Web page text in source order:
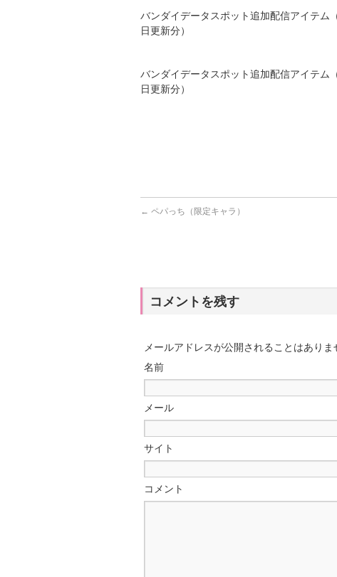
バンダイデータスポット追加配信アイテム
日更新分）
バンダイデータスポット追加配信アイテム
日更新分）
← ペパっち（限定キャラ）
コメントを残す
メールアドレスが公開されることはありま
名前
メール
サイト
コメント